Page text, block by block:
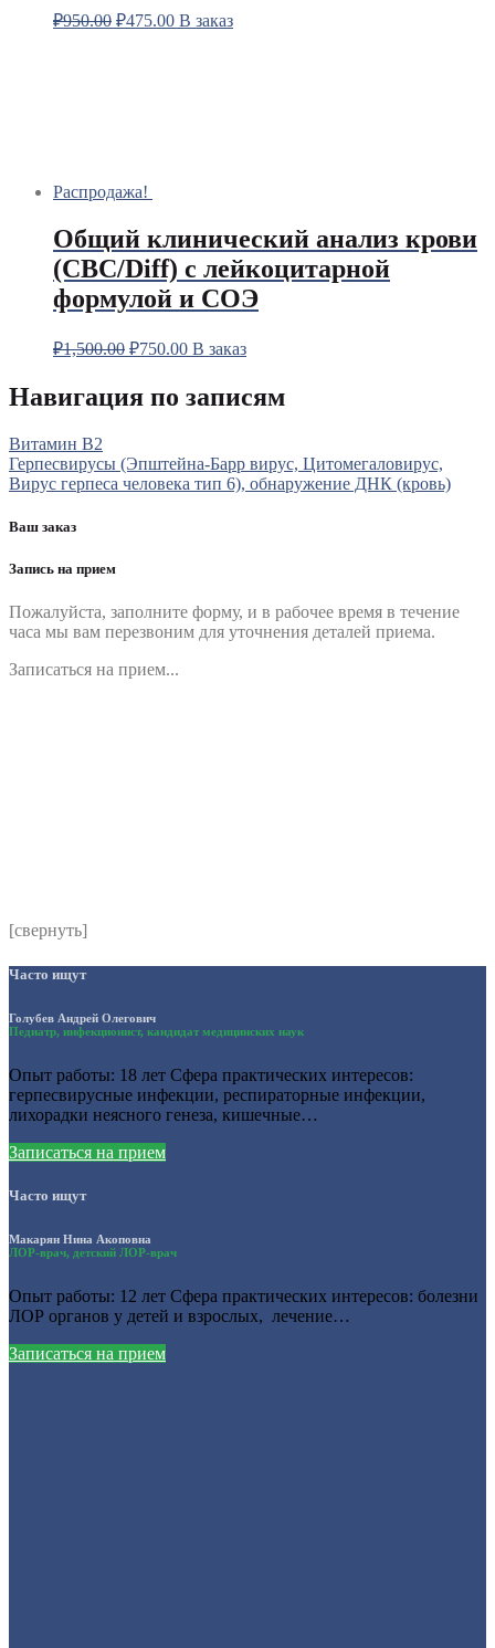
₽950.00 ₽475.00 В заказ
Распродажа!
Общий клинический анализ крови
(CBC/Diff) с лейкоцитарной
формулой и СОЭ
₽1,500.00 ₽750.00 В заказ
Навигация по записям
Витамин В2
Герпесвирусы (Эпштейна-Барр вирус, Цитомегаловирус,
Вирус герпеса человека тип 6), обнаружение ДНК (кровь)
Ваш заказ
Запись на прием
Пожалуйста, заполните форму, и в рабочее время в течение
часа мы вам перезвоним для уточнения деталей приема.
Записаться на прием...
[свернуть]
Часто ищут
Голубев Андрей Олегович
Педиатр, инфекционист, кандидат медицинских наук
Опыт работы: 18 лет Сфера практических интересов:
герпесвирусные инфекции, респираторные инфекции,
лихорадки неясного генеза, кишечные…
Записаться на прием
Часто ищут
Макарян Нина Акоповна
ЛОР-врач, детский ЛОР-врач
Опыт работы: 12 лет Сфера практических интересов: болезни
ЛОР органов у детей и взрослых, лечение…
Записаться на прием